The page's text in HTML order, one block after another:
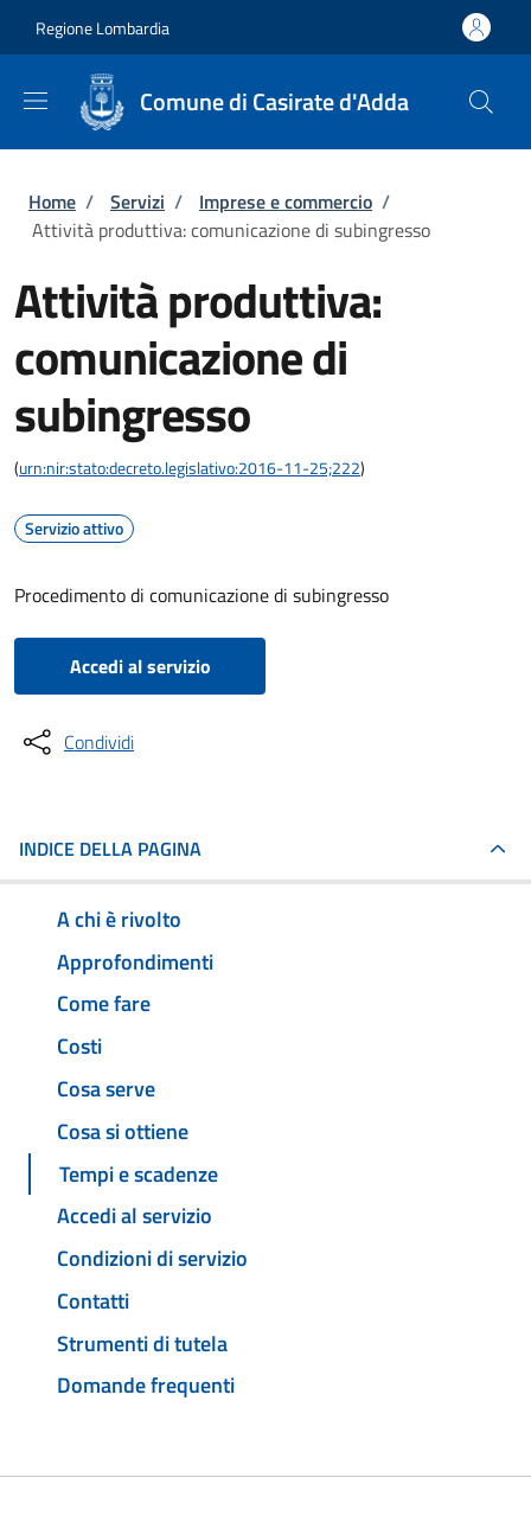
Regione Lombardia
Comune di Casirate d'Adda
Briciole di pane
Home / Servizi / Imprese e commercio /
Attività produttiva: comunicazione di subingresso
Attività produttiva:
comunicazione di
subingresso
(urn:nir:stato:decreto.legislativo:2016-11-25;222)
Servizio attivo
Procedimento di comunicazione di subingresso
Accedi al servizio
Condividi
INDICE DELLA PAGINA
A chi è rivolto
Approfondimenti
Come fare
Costi
Cosa serve
Cosa si ottiene
Tempi e scadenze
Accedi al servizio
Condizioni di servizio
Contatti
Strumenti di tutela
Domande frequenti